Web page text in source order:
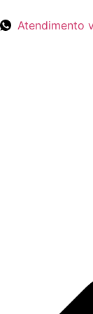
paraAtendimento